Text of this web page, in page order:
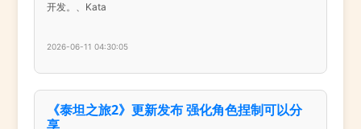
开发。、Kata
2026-06-11 04:30:05
《泰坦之旅2》更新发布 强化角色捏制可以分
享